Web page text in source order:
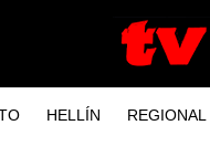
HELLÍN REGIONAL